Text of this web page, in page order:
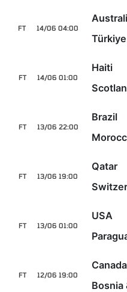
14/06 04:00
FT
Türkiye
14/06 01:00
FT
Haiti
13/06 22:00
FT
Brazil
13/06 19:00
FT
Qatar
13/06 01:00
FT
USA
12/06 19:00
FT
Canada
Bosnia